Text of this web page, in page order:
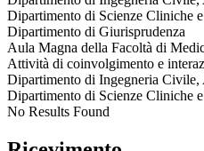
Dipartimento di Scienze Cliniche
Dipartimento di Giurisprudenza
Aula Magna della Facoltà di
Attività di coinvolgimento e
Dipartimento di Ingegneria
Dipartimento di Scienze Cliniche
No Results Found